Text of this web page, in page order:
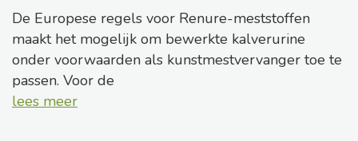
De Europese regels voor Renure-meststoffen
maakt het mogelijk om bewerkte kalverurine
onder voorwaarden als kunstmestvervanger toe te
passen. Voor de
lees meer